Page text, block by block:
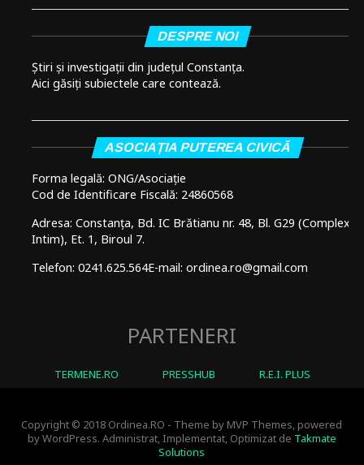
DESPRE NOI
Știri și investigații din județul Constanța.
Aici găsiți subiectele care contează.
ASOCIAȚIA PUTEREA CIVICĂ
Forma legală: ONG/Asociație
Cod de Identificare Fiscală: 24860568
Adresa: Constanța, Bd. IC Brătianu nr. 48, Bl. G29 (Complex
Intim), Et. 1, Biroul 7.
Telefon: 0241.625.564E-mail: ordinea.ro@gmail.com
PARTENERI
TERMENE.RO PRESSHUB R.E.I. PLUS
Copyright © 2018 Ordinea.RO - Theme by MVP Themes, powered
by WordPress. Administrat, Implementat, Optimizat de Takmate
Solutions